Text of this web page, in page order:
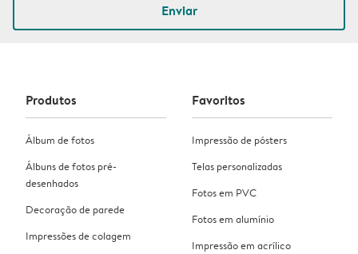
Enviar
Produtos
Álbum de fotos
Álbuns de fotos pré-
desenhados
Decoração de parede
Impressões de colagem
Favoritos
Impressão de pósters
Telas personalizadas
Fotos em PVC
Fotos em alumínio
Impressão em acrílico